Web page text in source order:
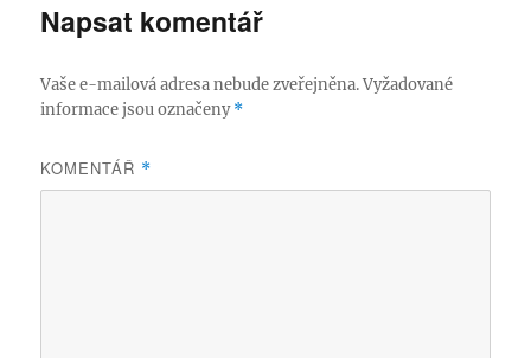
Napsat komentář
Vaše e-mailová adresa nebude zveřejněna. Vyžadované
informace jsou označeny*
KOMENTÁŘ *